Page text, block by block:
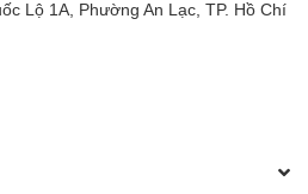
Lộ 1A, Phường An Lạc, TP. Hồ Chí